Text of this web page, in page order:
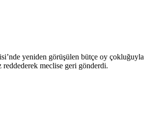
yeniden görüşülen bütçe oy çokluğuyla
meclise geri gönderdi.